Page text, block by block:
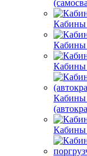
Кабины
Кабины
Кабины
Кабины
Кабины